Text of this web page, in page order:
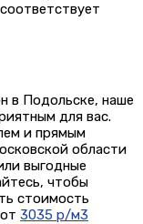
в Подольске, наше
для вас.
и прямым
области
выгодные
чтобы
стоимость
3035 р/м3